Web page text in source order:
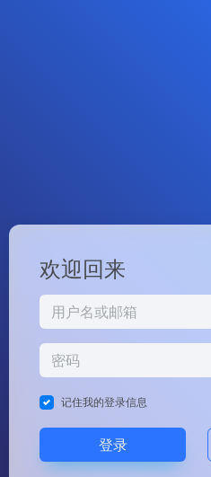
欢迎回来
记住我的登录信息
登录